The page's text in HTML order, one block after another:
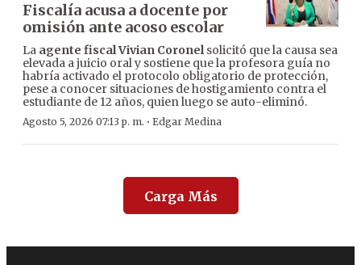
Fiscalía acusa a docente por
omisión ante acoso escolar
La agente fiscal Vivian Coronelsolicitó que la causa sea
elevada a juicio oral y sostiene que la profesora guía no
habría activado el protocolo obligatorio de protección,
pese a conocer situaciones de hostigamiento contra el
estudiante de 12 años, quien luego se auto-eliminó.
Agosto 5, 2026 07:13 p. m. · Edgar Medina
Carga Más